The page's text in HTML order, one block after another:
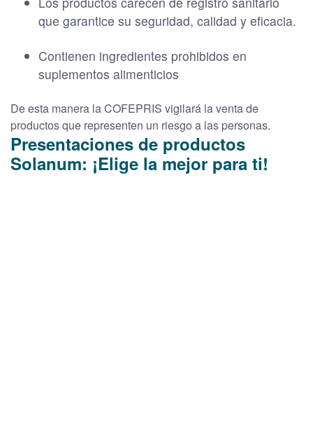
que garantice su seguridad, calidad y eficacia.
Contienen ingredientes prohibidos en
suplementos alimenticios
De esta manera la COFEPRIS vigilará la venta de
productos que representen un riesgo a las personas.
Presentaciones de productos
Solanum: ¡Elige la mejor para ti!